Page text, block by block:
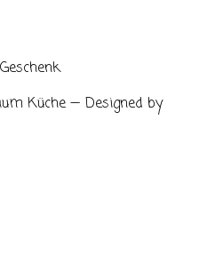
Küche — Designed by